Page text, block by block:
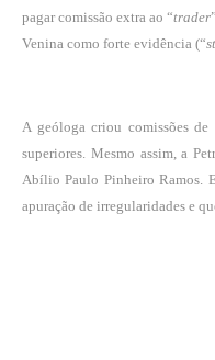
pagar comissão extra ao “trader
Venina como forte evidência (“
A geóloga criou comissões de
superiores. Mesmo assim, a
Abílio Paulo Pinheiro Ramos.
apuração de irregularidades e